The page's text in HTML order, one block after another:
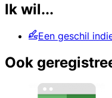
Ik wil...
Een geschil
Ook